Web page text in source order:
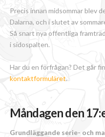
Precis innan midsommar blev
Dalarna, och i slutet av
Så snart nya offentliga
i sidospalten.
Har du en förfrågan? Det går
kontaktformuläret.
Måndagen den
Grundläggande serie- och